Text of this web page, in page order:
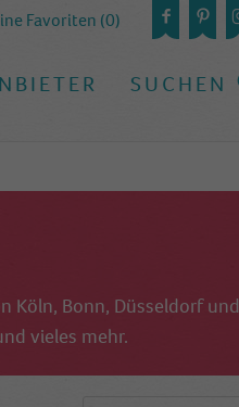
SUCHEN
Favoriten (0)
Köln, Bonn, Düsseldorf und
vieles mehr.